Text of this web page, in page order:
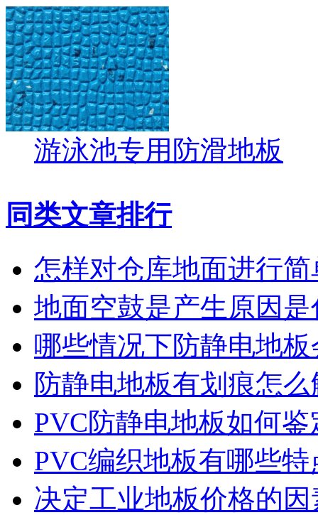
游泳池专用防滑地板
同类文章排行
怎样对仓库地面进行
地面空鼓是产生原因
哪些情况下防静电地
防静电地板有划痕怎
PVC防静电地板如何
PVC编织地板有哪些特
决定工业地板价格的